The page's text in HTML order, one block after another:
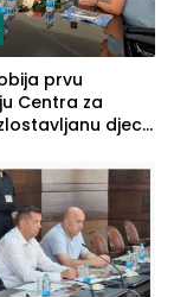
prvu
Centra za
djecu